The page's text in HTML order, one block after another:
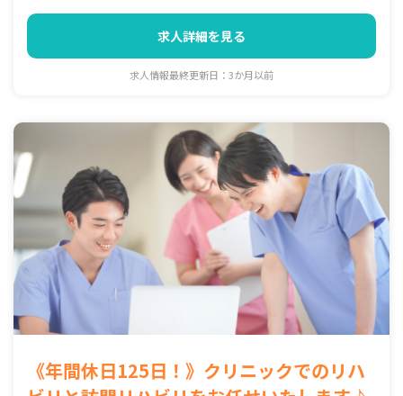
求人詳細を見る
求人情報最終更新日：3か月以前
《年間休日125日！》クリニックでのリハ